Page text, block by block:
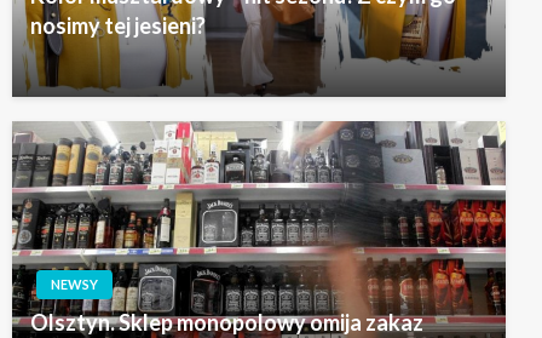
nosimy tej jesieni?
NEWSY
Olsztyn. Sklep monopolowy omija zakaz